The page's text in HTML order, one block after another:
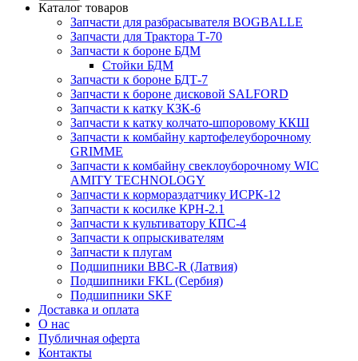
Каталог товаров
Запчасти для разбрасывателя BOGBALLE
Запчасти для Трактора Т-70
Запчасти к бороне БДМ
Стойки БДМ
Запчасти к бороне БДТ-7
Запчасти к бороне дисковой SALFORD
Запчасти к катку КЗК-6
Запчасти к катку колчато-шпоровому ККШ
Запчасти к комбайну картофелеуборочному
GRIMME
Запчасти к комбайну свеклоуборочному WIC
AMITY TECHNOLOGY
Запчасти к кормораздатчику ИСРК-12
Запчасти к косилке КРН-2.1
Запчасти к культиватору КПС-4
Запчасти к опрыскивателям
Запчасти к плугам
Подшипники BBC-R (Латвия)
Подшипники FKL (Сербия)
Подшипники SKF
Доставка и оплата
О нас
Публичная оферта
Контакты